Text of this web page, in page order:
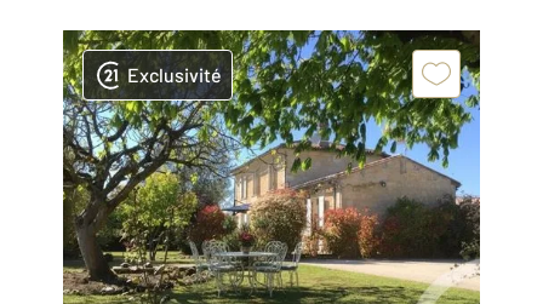
Exclusivité